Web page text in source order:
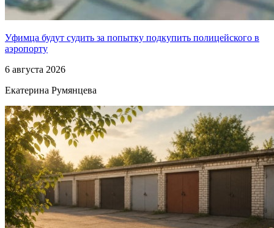
Уфимца будут судить за попытку подкупить полицейского в
аэропорту
6 августа 2026
Екатерина Румянцева